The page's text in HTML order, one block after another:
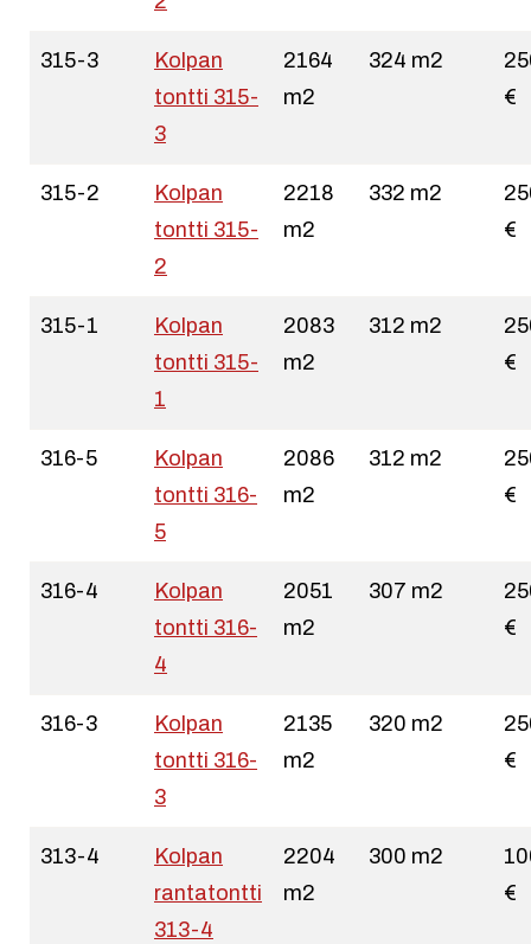
315-3
Kolpan
tontti 315-
3
2164
m2
324 m2
€
315-2
Kolpan
tontti 315-
2
2218
m2
332 m2
€
315-1
Kolpan
tontti 315-
1
2083
m2
312 m2
€
316-5
Kolpan
tontti 316-
5
2086
m2
312 m2
€
316-4
Kolpan
tontti 316-
4
2051
m2
307 m2
€
316-3
Kolpan
tontti 316-
3
2135
m2
320 m2
€
313-4
Kolpan
rantatontti
313-4
2204
m2
300 m2
€